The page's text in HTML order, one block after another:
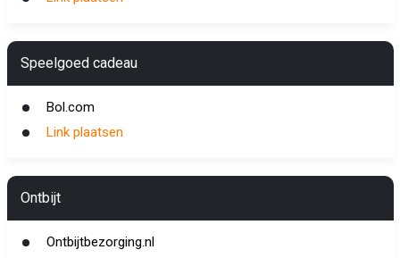
Speelgoed cadeau
Bol.com
Link plaatsen
Ontbijt
Ontbijtbezorging.nl